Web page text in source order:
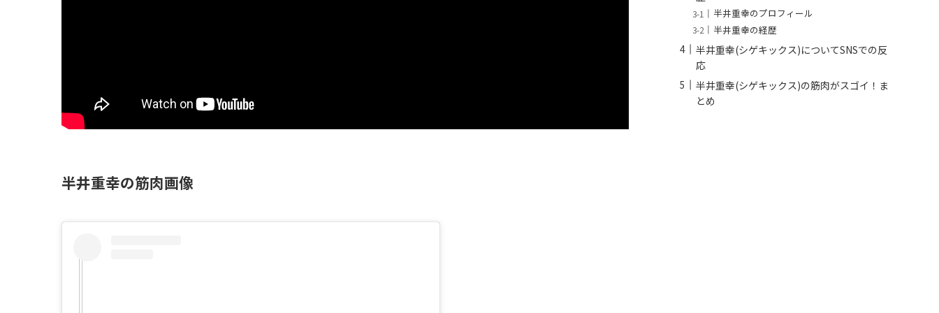
半井重幸の筋肉画像
半井重幸のプロフィール
半井重幸の経歴
半井重幸(シゲキックス)についてSNSでの反
応
半井重幸(シゲキックス)の筋肉がスゴイ！ま
とめ